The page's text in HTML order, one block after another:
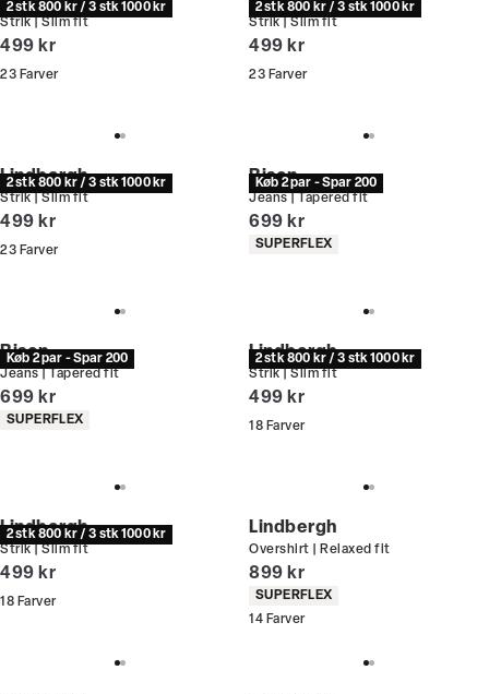
2 stk 800 kr / 3 stk 1000 kr
Strik | Slim fit
I alt (inkl. rabat)
499 kr
23 Farver
2 stk 800 kr / 3 stk 1000 kr
Strik | Slim fit
I alt (inkl. rabat)
499 kr
23 Farver
2 stk 800 kr / 3 stk 1000 kr
Lindbergh
Strik | Slim fit
I alt (inkl. rabat)
499 kr
23 Farver
Køb 2 par - Spar 200
Bison
Jeans | Tapered fit
I alt (inkl. rabat)
699 kr
Produkt egenskaber
SUPERFLEX
Køb 2 par - Spar 200
Bison
Jeans | Tapered fit
I alt (inkl. rabat)
699 kr
Produkt egenskaber
SUPERFLEX
2 stk 800 kr / 3 stk 1000 kr
Lindbergh
Strik | Slim fit
I alt (inkl. rabat)
499 kr
18 Farver
2 stk 800 kr / 3 stk 1000 kr
Lindbergh
Strik | Slim fit
I alt (inkl. rabat)
499 kr
18 Farver
Lindbergh
Overshirt | Relaxed fit
I alt (inkl. rabat)
899 kr
Produkt egenskaber
SUPERFLEX
14 Farver